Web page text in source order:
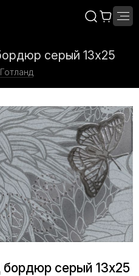
серый 13х25
Готланд
серый 13х25